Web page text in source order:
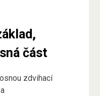
část
zdvihací